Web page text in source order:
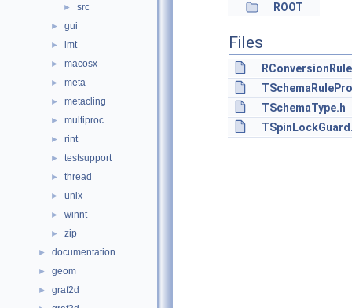
► src
► gui
► imt
► macosx
► meta
► metacling
► multiproc
► rint
► testsupport
► thread
► unix
► winnt
► zip
► documentation
► geom
► graf2d
ROOT
Files
TSchemaType.h